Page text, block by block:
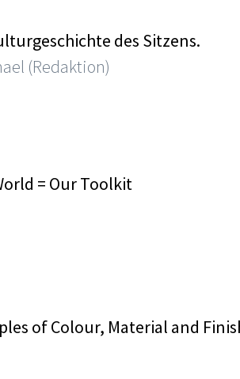
des Sitzens.
(Redaktion)
= Our Toolkit
of Colour, Material and